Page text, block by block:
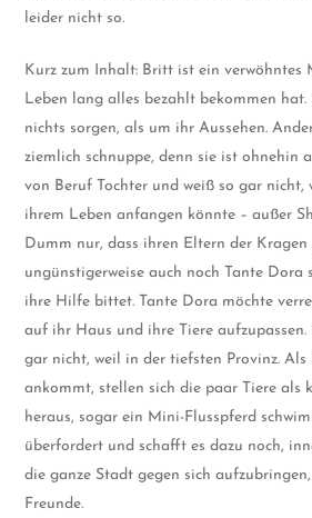
leider nicht so.
Kurz zum Inhalt: Britt ist ein verwöhntes
Leben lang alles bezahlt bekommen hat.
nichts sorgen, als um ihr Aussehen.
ziemlich schnuppe, denn sie ist ohnehin
von Beruf Tochter und weiß so gar nicht,
ihrem Leben anfangen könnte – außer
Dumm nur, dass ihren Eltern der
ungünstigerweise auch noch Tante Dora
ihre Hilfe bittet. Tante Dora möchte
auf ihr Haus und ihre Tiere
gar nicht, weil in der tiefsten Provinz.
ankommt, stellen sich die paar Tiere als
heraus, sogar ein Mini-Flusspferd
überfordert und schafft es dazu noch,
die ganze Stadt gegen sich
Freunde.